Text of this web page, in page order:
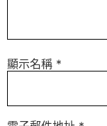
顯示名稱 *